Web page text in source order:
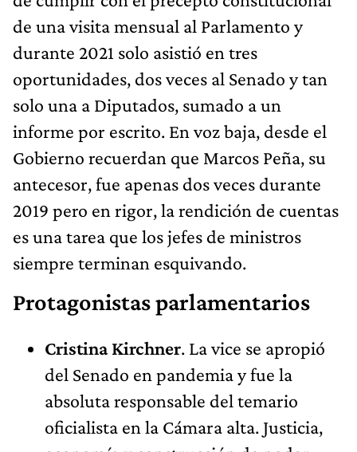
de una visita mensual al Parlamento y
durante 2021 solo asistió en tres
oportunidades, dos veces al Senado y tan
solo una a Diputados, sumado a un
informe por escrito. En voz baja, desde el
Gobierno recuerdan que Marcos Peña, su
antecesor, fue apenas dos veces durante
2019 pero en rigor, la rendición de cuentas
es una tarea que los jefes de ministros
siempre terminan esquivando.
Protagonistas parlamentarios
Cristina Kirchner. La vice se apropió
del Senado en pandemia y fue la
absoluta responsable del temario
oficialista en la Cámara alta. Justicia,